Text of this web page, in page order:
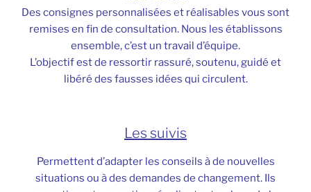
Des consignes personnalisées et réalisables vous sont
remises en fin de consultation. Nous les établissons
ensemble, c’est un travail d’équipe.
L’objectif est de ressortir rassuré, soutenu, guidé et
libéré des fausses idées qui circulent.
Les suivis
Permettent d’adapter les conseils à de nouvelles
situations ou à des demandes de changement. Ils